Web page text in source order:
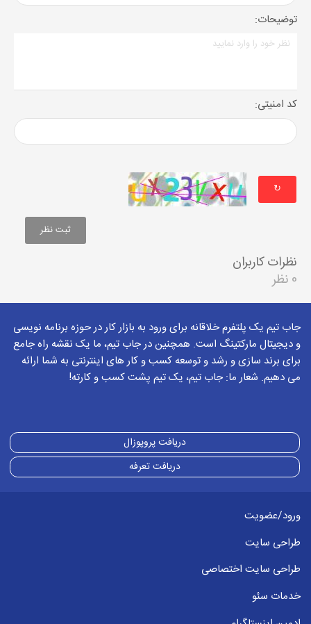
توضیحات:
کد امنیتی:
↻
نظرات کاربران
0 نظر
جاب تیم یک پلتفرم خلاقانه برای ورود به بازار کار در حوزه برنامه نویسی
و دیجیتال مارکتینگ است. همچنین در جاب تیم، ما یک نقشه راه جامع
برای برند سازی و رشد و توسعه کسب و کار های اینترنتی به شما ارائه
می دهیم. شعار ما: جاب تیم، یک تیم پشت کسب و کارته!
دریافت پروپوزال
دریافت تعرفه
ورود/عضویت
طراحی سایت
طراحی سایت اختصاصی
خدمات سئو